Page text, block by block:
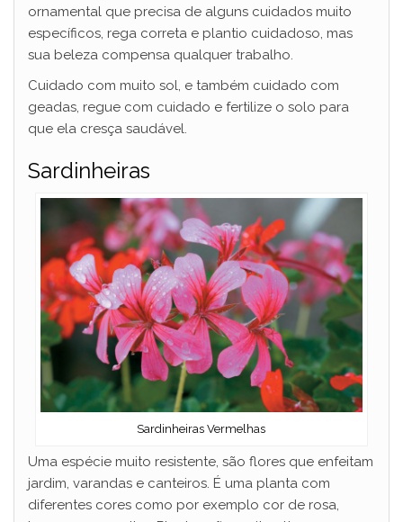
ornamental que precisa de alguns cuidados muito
específicos, rega correta e plantio cuidadoso, mas
sua beleza compensa qualquer trabalho.
Cuidado com muito sol, e também cuidado com
geadas, regue com cuidado e fertilize o solo para
que ela cresça saudável.
Sardinheiras
Sardinheiras Vermelhas
Uma espécie muito resistente, são flores que enfeitam
jardim, varandas e canteiros. É uma planta com
diferentes cores como por exemplo cor de rosa,